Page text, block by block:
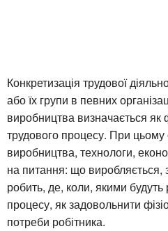
Конкретизація трудової
або їх групи в певних
виробництва визначається як
трудового процесу. При цьому
виробництва, технологи,
на питання: що
робить, де, коли, якими будуть
процесу, як задовольнити
потреби робітника.